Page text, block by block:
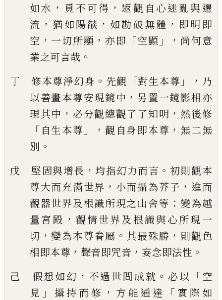
如水 ， 覓不可得 ， 返觀自心迷亂與遷
流 ，猶如陽燄 ， 如勘破無體 ， 即明即
空 ， 一切所顯 ，亦即 「空顯 」， 尚何意
業之可言哉 。
丁 修本尊淨幻身 。 先觀 「對生本尊 」， 乃
以善畫本尊安現鏡中 ， 另置一鏡影相亦
現其中 ， 必分觀總觀了了知明 ， 然後修
「 自生本尊 」，觀自身即本尊 ， 無二無
別 。
戊 堅固與增長 ， 均指幻力而言 。 初則觀本
尊大而充滿世界 ， 小而攝為芥子 ， 進而
觀器世界及根識所現之山舍等 ：變為越
量宮殿 ， 觀情世界及根識與心所現一
切 ，變為本尊眷屬 。其最殊勝 ， 則觀色
相即本尊 ， 聲音即咒音 ， 妄念即法性 。
己 假想如幻 ， 不過世間成就 。 必以 「空
見 」 攝持而修 ， 方能通達 「 實際如